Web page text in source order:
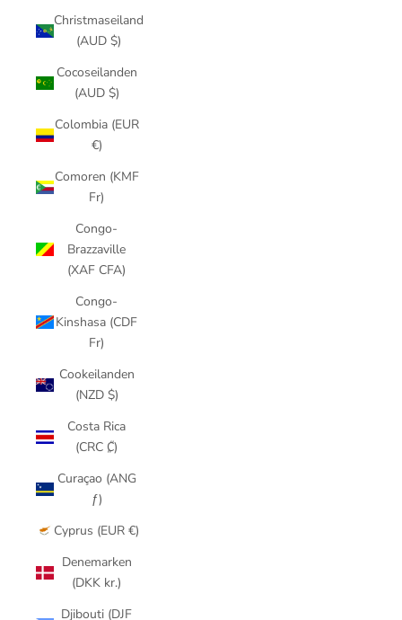
Christmaseiland
(AUD $)
Cocoseilanden
(AUD $)
Colombia (EUR
€)
Comoren (KMF
Fr)
Congo-
Brazzaville
(XAF CFA)
Congo-
Kinshasa (CDF
Fr)
Cookeilanden
(NZD $)
Costa Rica
(CRC ₡)
Curaçao (ANG
ƒ)
Cyprus (EUR €)
Denemarken
(DKK kr.)
Djibouti (DJF